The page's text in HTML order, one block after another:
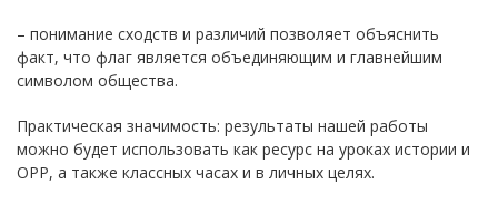
– понимание сходств и различий позволяет объяснить
факт, что флаг является объединяющим и главнейшим
символом общества.
Практическая значимость: результаты нашей работы
можно будет использовать как ресурс на уроках истории и
ОРР, а также классных часах и в личных целях.